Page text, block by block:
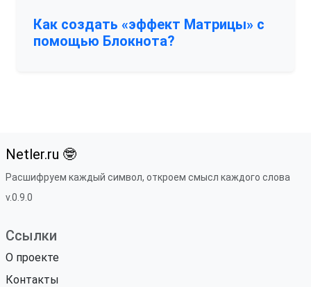
Как создать «эффект Матрицы» с
помощью Блокнота?
Netler.ru 🤓
Расшифруем каждый символ, откроем смысл каждого слова
v.0.9.0
Ссылки
О проекте
Контакты